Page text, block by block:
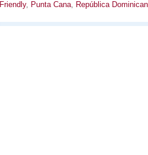
Friendly, Punta Cana, República